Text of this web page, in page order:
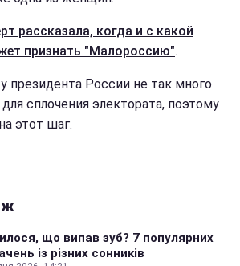
рассказала, когда и с какой
признать "Малороссию".
президента России не так много
сплочения электората, поэтому
этот шаг.
що випав зуб? 7 популярних
із різних сонників